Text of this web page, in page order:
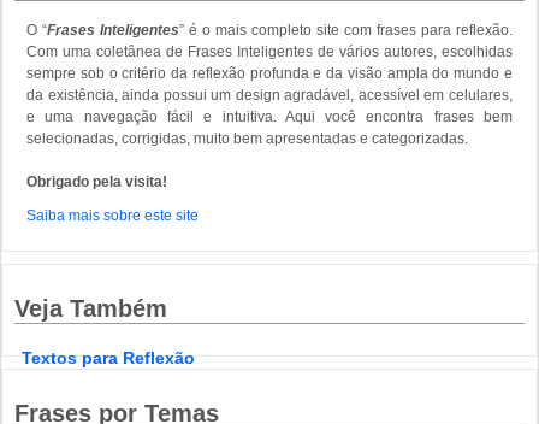
O “Frases Inteligentes” é o mais completo site com frases para reflexão.
Com uma coletânea de Frases Inteligentes de vários autores, escolhidas
sempre sob o critério da reflexão profunda e da visão ampla do mundo e
da existência, ainda possui um design agradável, acessível em celulares,
e uma navegação fácil e intuitiva. Aqui você encontra frases bem
selecionadas, corrigidas, muito bem apresentadas e categorizadas.
Obrigado pela visita!
Saiba mais sobre este site
Veja Também
Textos para Reflexão
Frases por Temas